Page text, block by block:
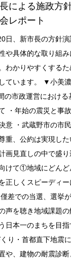
による施政方
レポート
日、新市長の方針演
や具体的な取り組
わかりやすくする
ています。 ▼小美
市政運営における
・年始の震災と事
意 ・武蔵野市の市
重、公約は実現し
画見直しの中で盛
けて①地域にどんど
正しくスピーディ
差での当選、選挙
声を聴き地域課題
日本一のまちを目
り・首都直下地震
や、建物の耐震診